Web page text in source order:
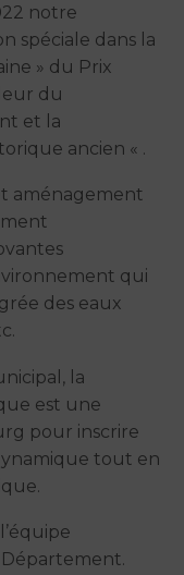
notre
spéciale dans la
» du Prix
du
et la
ancien « .
aménagement
qui
des eaux
la
est une
pour inscrire
tout en